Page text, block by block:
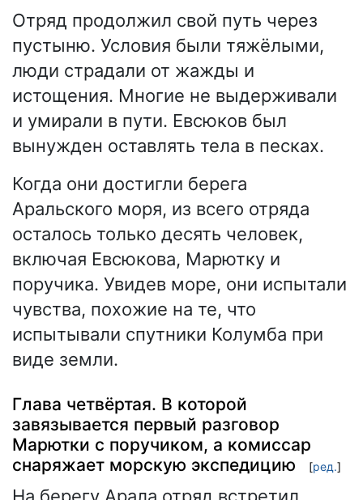
Отряд продолжил свой путь через
пустыню. Условия были тяжёлыми,
люди страдали от жажды и
истощения. Многие не выдерживали
и умирали в пути. Евсюков был
вынужден оставлять тела в песках.
Когда они достигли берега
Аральского моря, из всего отряда
осталось только десять человек,
включая Евсюкова, Марютку и
поручика. Увидев море, они испытали
чувства, похожие на те, что
испытывали спутники Колумба при
виде земли.
Глава четвёртая. В которой
завязывается первый разговор
Марютки с поручиком, а комиссар
снаряжает морскую экспедицию
[ред.]